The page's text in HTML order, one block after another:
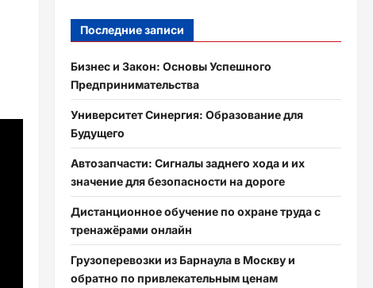
Последние записи
Бизнес и Закон: Основы Успешного
Предпринимательства
Университет Синергия: Образование для
Будущего
Автозапчасти: Сигналы заднего хода и их
значение для безопасности на дороге
Дистанционное обучение по охране труда с
тренажёрами онлайн
Грузоперевозки из Барнаула в Москву и
обратно по привлекательным ценам